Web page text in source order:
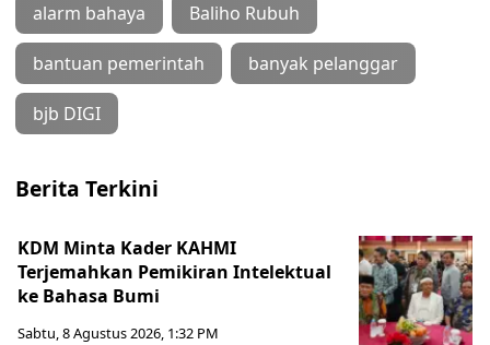
alarm bahaya Baliho Rubuh
bantuan pemerintah banyak pelanggar
bjb DIGI
Berita Terkini
KDM Minta Kader KAHMI
Terjemahkan Pemikiran Intelektual
ke Bahasa Bumi
Sabtu, 8 Agustus 2026, 1:32 PM